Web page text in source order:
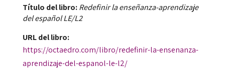
Título del libro: Redefinir la enseñanza-aprendizaje
del español LE/L2
URL del libro:
https://octaedro.com/libro/redefinir-la-ensenanza-
aprendizaje-del-espanol-le-l2/